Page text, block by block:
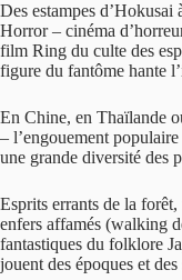
Des estampes
Horror – cinéma
film Ring du culte des
figure du fantôme hante
En Chine, en Thaïlande
– l’engouement
une grande diversité des
Esprits errants de la forêt,
enfers affamés (walking
fantastiques du folklore
jouent des époques et